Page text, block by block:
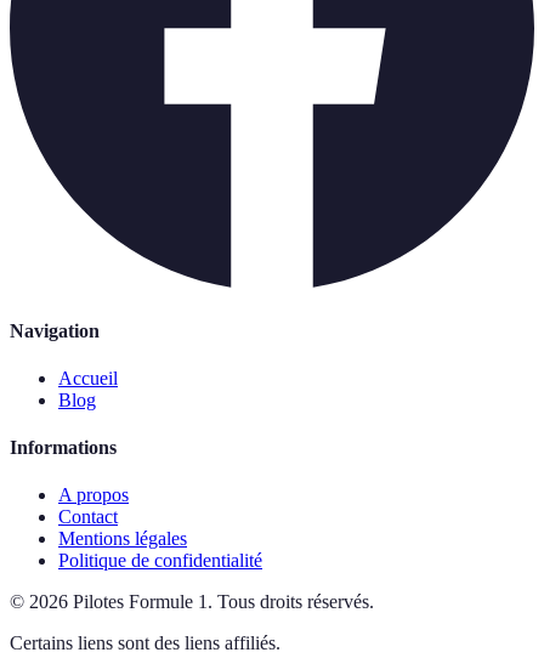
Navigation
Accueil
Blog
Informations
A propos
Contact
Mentions légales
Politique de confidentialité
© 2026 Pilotes Formule 1. Tous droits réservés.
Certains liens sont des liens affiliés.